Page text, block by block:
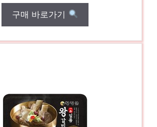
구매 바로가기